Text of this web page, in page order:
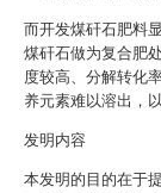
而开发煤矸石肥料
煤矸石做为复合肥
度较高、分解转化
养元素难以溶出，
发明内容
本发明的目的在于